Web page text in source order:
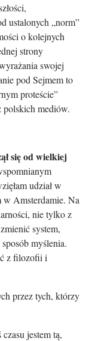
ustalonych „norm”
o kolejnych
strony
swojej
pod Sejmem to
proteście”
polskich mediów.
się od wielkiej
udział w
Amsterdamie. Na
nie tylko z
system,
myślenia.
z filozofii i
przez tych, którzy
jestem tą,